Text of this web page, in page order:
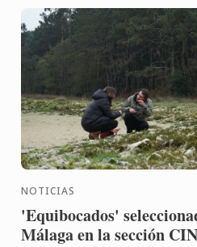
NOTICIAS
'Equibocados'
Málaga en la sección